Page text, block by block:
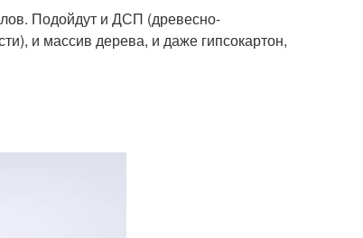
Подойдут и ДСП (древесно-
и массив дерева, и даже гипсокартон,